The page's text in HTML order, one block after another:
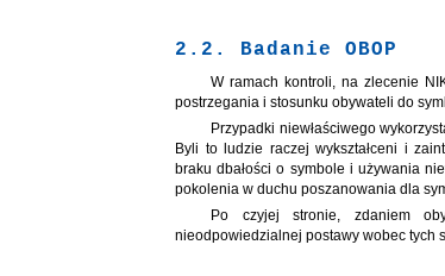
2.2. Badanie OBOP
W ramach kontroli, na zlecenie
postrzegania i stosunku obywateli do
Przypadki niewłaściwego
Byli to ludzie raczej wykształceni i
braku dbałości o symbole i używania
pokolenia w duchu poszanowania dla
Po czyjej stronie, zdaniem
nieodpowiedzialnej postawy wobec tych